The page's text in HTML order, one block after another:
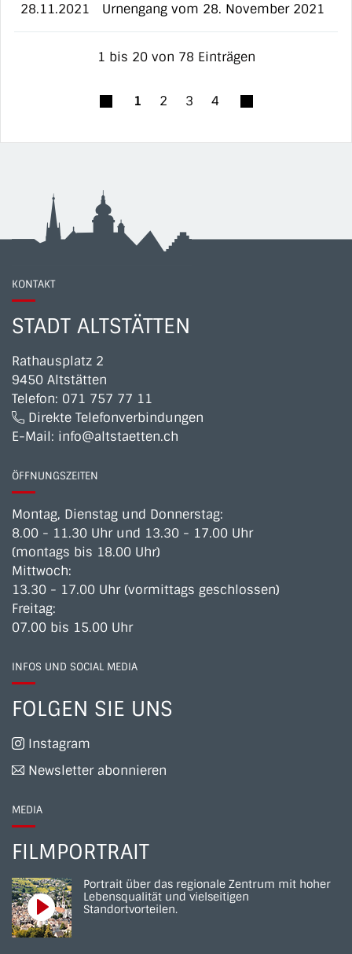
28.11.2021 Urnengang vom 28. November 2021
1 bis 20 von 78 Einträgen
1 2 3 4
KONTAKT
STADT ALTSTÄTTEN
Rathausplatz 2
9450 Altstätten
Telefon: 071 757 77 11
Direkte Telefonverbindungen
E-Mail: info@altstaetten.ch
ÖFFNUNGSZEITEN
Montag, Dienstag und Donnerstag:
8.00 - 11.30 Uhr und 13.30 - 17.00 Uhr
(montags bis 18.00 Uhr)
Mittwoch:
13.30 - 17.00 Uhr (vormittags geschlossen)
Freitag:
07.00 bis 15.00 Uhr
INFOS UND SOCIAL MEDIA
FOLGEN SIE UNS
Instagram
Newsletter abonnieren
MEDIA
FILMPORTRAIT
Portrait über das regionale Zentrum mit hoher
Lebensqualität und vielseitigen
Standortvorteilen.